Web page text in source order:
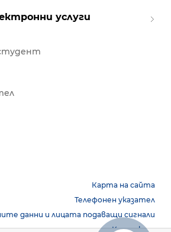
услуги
Карта на сайта
Телефонен указател
данни и лицата подаващи сигнали
Контакти